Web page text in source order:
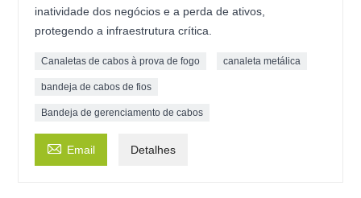
inatividade dos negócios e a perda de ativos,
protegendo a infraestrutura crítica.
Canaletas de cabos à prova de fogo canaleta metálica
bandeja de cabos de fios
Bandeja de gerenciamento de cabos
 Email Detalhes